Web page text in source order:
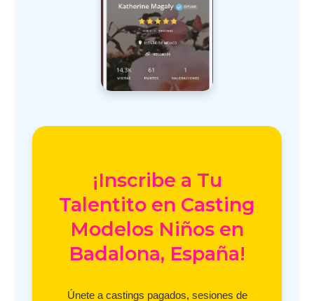
¡Inscribe a Tu
Talentito en Casting
Modelos Niños en
Badalona, España!
Únete a castings pagados, sesiones de